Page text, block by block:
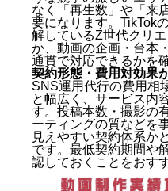
なく「再生数」や「来
要になります。TikTok
解しているZ世代クリ
か、動画の企画・台本
通貫で対応できるかを
契約形態・費用対効果
SNS運用代行の費用相
と幅広く、サービス内
す。投稿本数・撮影の
ーティングの質などを
見えやすい契約体系か
です。最低契約期間や
認しておくことをおす